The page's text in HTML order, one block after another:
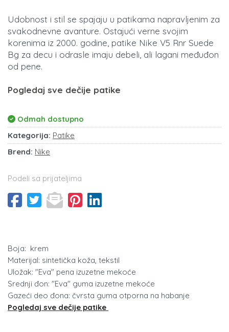
Udobnost i stil se spajaju u patikama napravljenim za
svakodnevne avanture. Ostajući verne svojim
korenima iz 2000. godine, patike Nike V5 Rnr Suede
Bg za decu i odrasle imaju debeli, ali lagani međuđon
od pene.
Pogledaj sve dečije patike
Odmah dostupno
Kategorija: Patike
Brend: Nike
Podeli sa prijateljima
Boja: krem
Materijal: sintetička koža, tekstil
Uložak: "Eva" pena izuzetne mekoće
Srednji đon: "Eva" guma izuzetne mekoće
Gazeći deo đona: čvrsta guma otporna na habanje
Pogledaj sve dečije patike